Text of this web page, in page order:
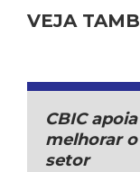
VEJA
CBIC
melhorar
setor